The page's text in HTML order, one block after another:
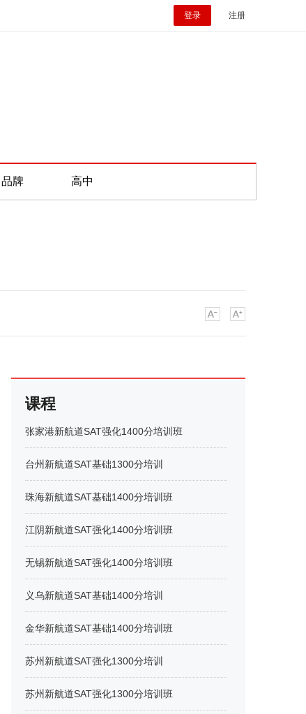
登录 注册
品牌 高中
课程
张家港新航道SAT强化1400分培训班
台州新航道SAT基础1300分培训
珠海新航道SAT基础1400分培训班
江阴新航道SAT强化1400分培训班
无锡新航道SAT强化1400分培训班
义乌新航道SAT基础1400分培训
金华新航道SAT基础1400分培训班
苏州新航道SAT强化1300分培训
苏州新航道SAT强化1300分培训班